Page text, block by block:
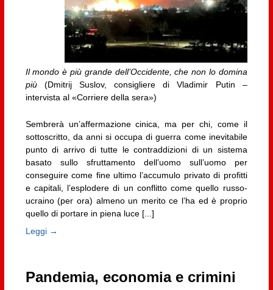
Il mondo è più grande dell’Occidente, che non lo domina
più(Dmitrij Suslov, consigliere di Vladimir Putin –
intervista al «Corriere della sera»)
Sembrerà un’affermazione cinica, ma per chi, come il
sottoscritto, da anni si occupa di guerra come inevitabile
punto di arrivo di tutte le contraddizioni di un sistema
basato sullo sfruttamento dell’uomo sull’uomo per
conseguire come fine ultimo l’accumulo privato di profitti
e capitali, l’esplodere di un conflitto come quello russo-
ucraino (per ora) almeno un merito ce l’ha ed è proprio
quello di portare in piena luce [...]
Leggi →
Pandemia, economia e crimini